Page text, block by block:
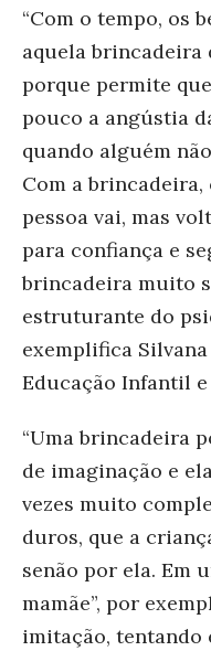
“Com o tempo, os
aquela brincadeira
porque permite
pouco a angústia
quando alguém
Com a brincadeira,
pessoa vai, mas
para confiança e
brincadeira muito
estruturante do
exemplifica
Educação Infantil
“Uma brincadeira
de imaginação e
vezes muito
duros, que a
senão por ela. Em
mamãe”, por
imitação, tentando